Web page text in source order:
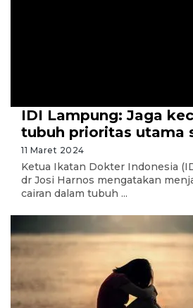
IDI Lampung: Jaga
tubuh prioritas utama
11 Maret 2024
Ketua Ikatan Dokter Indonesia
dr Josi Harnos mengatakan
cairan dalam tubuh ...